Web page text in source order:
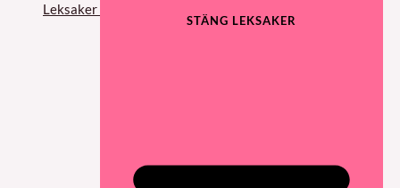
Leksaker
STÄNG LEKSAKER